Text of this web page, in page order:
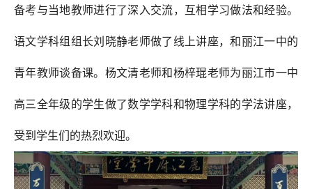
备考与当地教师进行了深入交流，互相学习做法和经验。
语文学科组组长刘晓静老师做了线上讲座，和丽江一中的
青年教师谈备课。杨文清老师和杨梓琨老师为丽江市一中
高三全年级的学生做了数学学科和物理学科的学法讲座，
受到学生们的热烈欢迎。